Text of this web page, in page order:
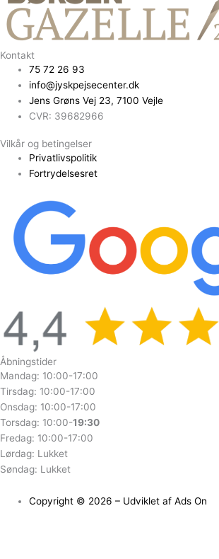
Kontakt
75 72 26 93
info@jyskpejsecenter.dk
Jens Grøns Vej 23, 7100 Vejle
CVR: 39682966
Vilkår og betingelser
Privatlivspolitik
Fortrydelsesret
Åbningstider
Mandag: 10:00-17:00
Tirsdag: 10:00-17:00
Onsdag: 10:00-17:00
Torsdag: 10:00-19:30
Fredag: 10:00-17:00
Lørdag: Lukket
Søndag: Lukket
Copyright © 2026 – Udviklet af Ads On